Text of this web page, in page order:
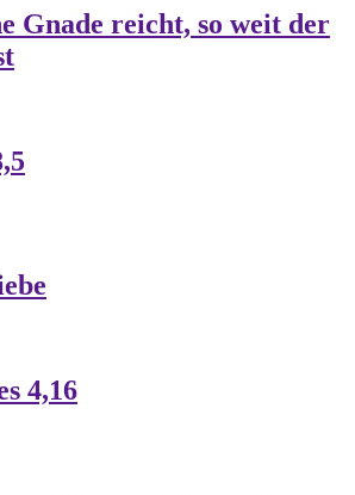
Gnade reicht, so weit der
4,16